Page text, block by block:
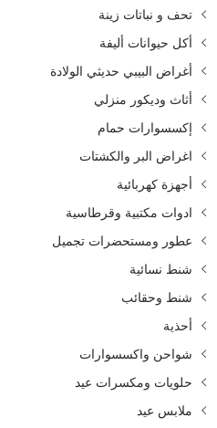
تحف و نباتات زينة
أكل حيوانات أليفة
أغراض البيبي حديثي الولادة
أثاث وديكور منزلي
إكسسوارات حمام
اغراض البر والكشتات
أجهزة كهربائية
ادوات مكتبية وقرطاسية
عطور ومستحضرات تجميل
شنط نسائية
شنط وحقائب
أحذية
شواحن واكسسوارات
حلويات ومكسرات عيد
ملابس عيد